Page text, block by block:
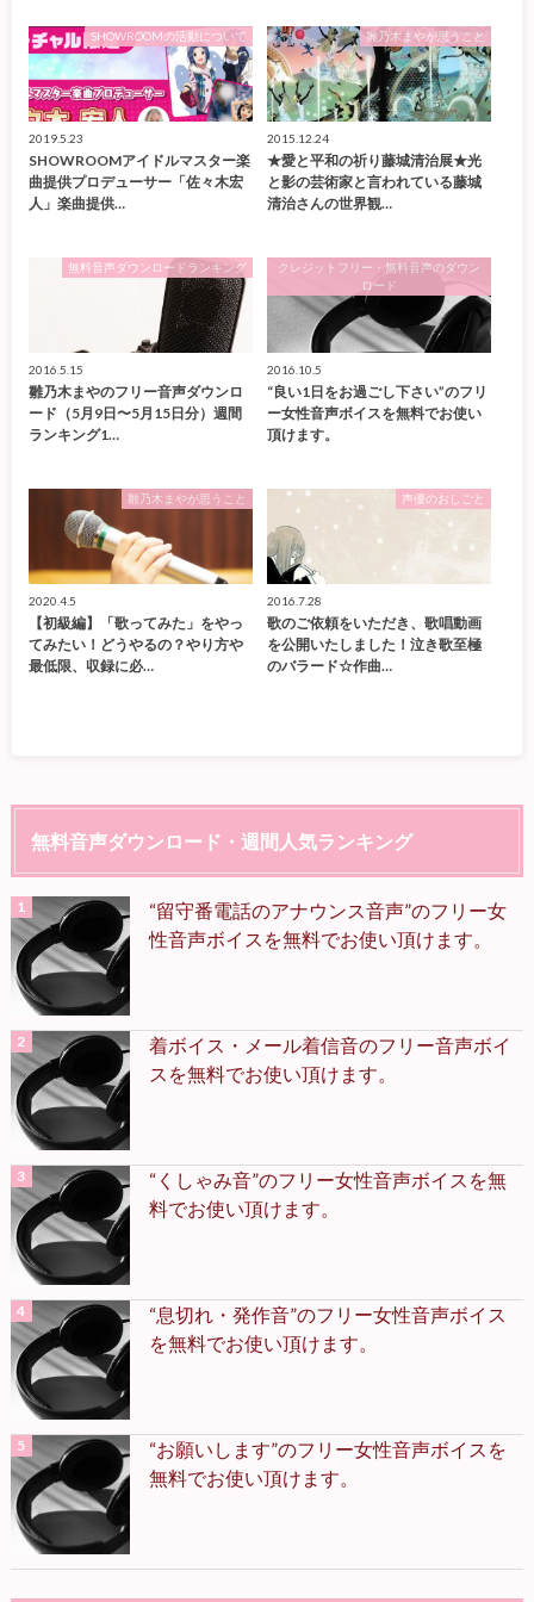
SHOWROOMの活動について
2019.5.23
SHOWROOMアイドルマスター楽
曲提供プロデューサー「佐々木宏
人」楽曲提供…
雛乃木まやが思うこと
2015.12.24
★愛と平和の祈り藤城清治展★光
と影の芸術家と言われている藤城
清治さんの世界観…
無料音声ダウンロードランキング
2016.5.15
雛乃木まやのフリー音声ダウンロ
ード（5月9日〜5月15日分）週間
ランキング1…
クレジットフリー・無料音声のダウン
ロード
2016.10.5
“良い1日をお過ごし下さい”のフリ
ー女性音声ボイスを無料でお使い
頂けます。
雛乃木まやが思うこと
2020.4.5
【初級編】「歌ってみた」をやっ
てみたい！どうやるの？やり方や
最低限、収録に必…
声優のおしごと
2016.7.28
歌のご依頼をいただき、歌唱動画
を公開いたしました！泣き歌至極
のバラード☆作曲…
無料音声ダウンロード・週間人気ランキング
“留守番電話のアナウンス音声”のフリー女
性音声ボイスを無料でお使い頂けます。
着ボイス・メール着信音のフリー音声ボイ
スを無料でお使い頂けます。
“くしゃみ音”のフリー女性音声ボイスを無
料でお使い頂けます。
“息切れ・発作音”のフリー女性音声ボイス
を無料でお使い頂けます。
“お願いします”のフリー女性音声ボイスを
無料でお使い頂けます。